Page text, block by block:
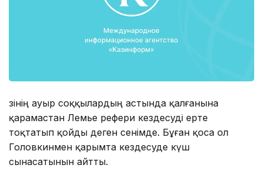
Өзінің ауыр соққылардың астында қалғанына
қарамастан Лемье рефери кездесуді ерте
тоқтатып қойды деген сенімде. Бұған қоса ол
Головкинмен қарымта кездесуде күш
сынасатынын айтты.